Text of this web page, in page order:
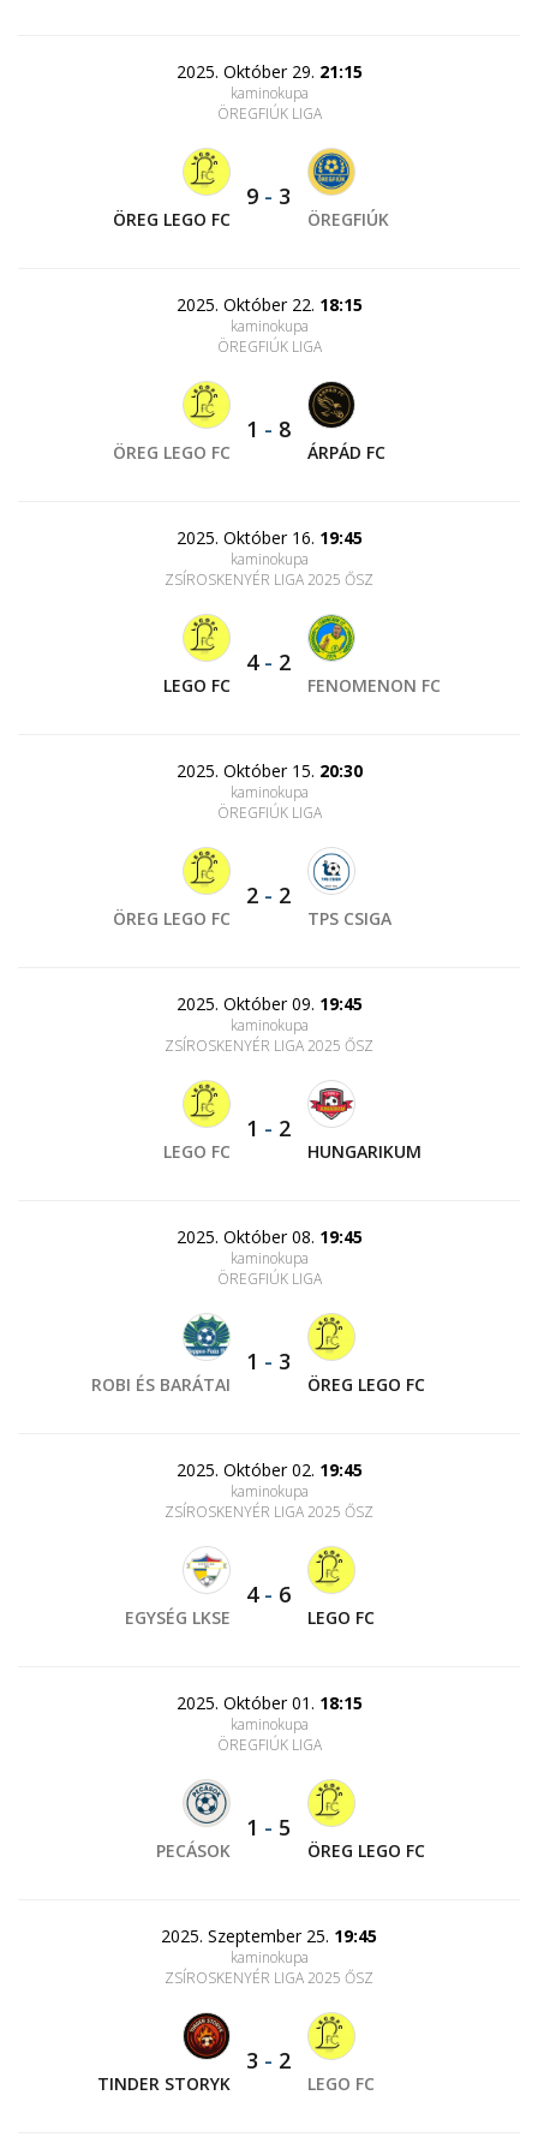
2025. Október 29. 21:15
kaminokupa
ÖREGFIÚK LIGA
ÖREG LEGO FC
9 - 3
ÖREGFIÚK
2025. Október 22. 18:15
kaminokupa
ÖREGFIÚK LIGA
ÖREG LEGO FC
1 - 8
ÁRPÁD FC
2025. Október 16. 19:45
kaminokupa
ZSÍROSKENYÉR LIGA 2025 ŐSZ
LEGO FC
4- 2
FENOMENON FC
2025. Október 15. 20:30
kaminokupa
ÖREGFIÚK LIGA
ÖREG LEGO FC
2 - 2
TPS CSIGA
2025. Október 09. 19:45
kaminokupa
ZSÍROSKENYÉR LIGA 2025 ŐSZ
LEGO FC
1 - 2
HUNGARIKUM
2025. Október 08. 19:45
kaminokupa
ÖREGFIÚK LIGA
ROBI ÉS BARÁTAI
1 - 3
ÖREG LEGO FC
2025. Október 02. 19:45
kaminokupa
ZSÍROSKENYÉR LIGA 2025 ŐSZ
EGYSÉG LKSE
4- 6
LEGO FC
2025. Október 01. 18:15
kaminokupa
ÖREGFIÚK LIGA
PECÁSOK
1 - 5
ÖREG LEGO FC
2025. Szeptember 25. 19:45
kaminokupa
ZSÍROSKENYÉR LIGA 2025 ŐSZ
TINDER STORYK
3 - 2
LEGO FC